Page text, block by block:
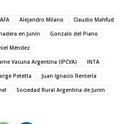
AFA Alejandro Milano
Claudio Mahfud
en Junín
Gonzalo del Piano
Méndez
Vacuna Argentina (IPCVA)
INTA
Petetta
Juan Ignacio Rentería
Sociedad Rural Argentina de Junín